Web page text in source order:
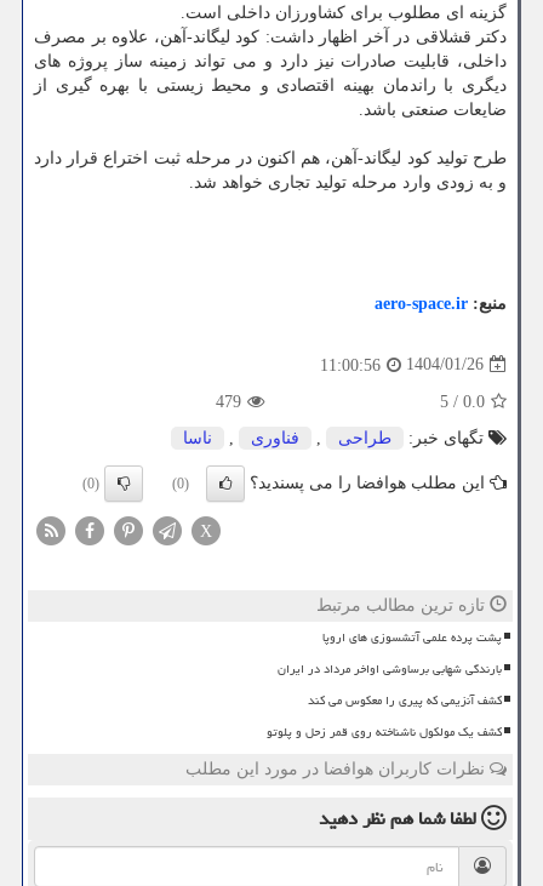
گزینه ای مطلوب برای کشاورزان داخلی است.
دکتر قشلاقی در آخر اظهار داشت: کود لیگاند-آهن، علاوه بر مصرف
داخلی، قابلیت صادرات نیز دارد و می تواند زمینه ساز پروژه های
دیگری با راندمان بهینه اقتصادی و محیط زیستی با بهره گیری از
ضایعات صنعتی باشد.
طرح تولید کود لیگاند-آهن، هم اکنون در مرحله ثبت اختراع قرار دارد
و به زودی وارد مرحله تولید تجاری خواهد شد.
منبع: aero-space.ir
1404/01/26
11:00:56
0.0
/
5
479
تگهای خبر:
طراحی , فناوری , ناسا
این مطلب هوافضا را می پسندید؟ (0)
(0)
X
تازه ترین مطالب مرتبط
پشت پرده علمی آتشسوزی های اروپا
بارندگی شهابی برساوشی اواخر مرداد در ایران
کشف آنزیمی که پیری را معکوس می کند
کشف یک مولکول ناشناخته روی قمر زحل و پلوتو
نظرات کاربران هوافضا در مورد این مطلب
لطفا شما همنظر دهید